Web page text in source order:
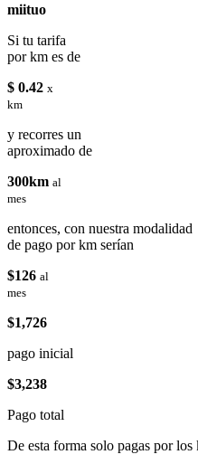
miituo
Si tu tarifa
por km es de
$ 0.42 x
km
y recorres un
aproximado de
300km al
mes
entonces, con nuestra modalidad
de pago por km serían
$126 al
mes
$1,726
pago inicial
$3,238
Pago total
De esta forma solo pagas por los